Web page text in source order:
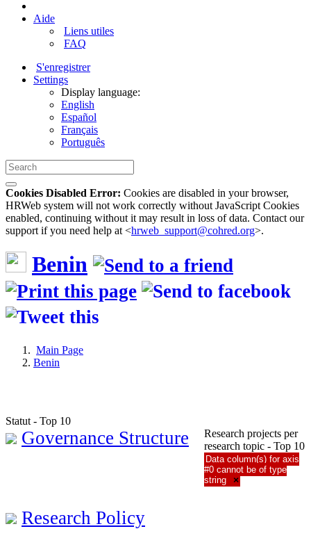
Aide
Liens utiles
FAQ
S'enregistrer
Settings
Display language:
English
Español
Français
Português
Cookies Disabled Error: Cookies are disabled in your browser,
HRWeb system will not work correctly without JavaScript Cookies
enabled, continuing without it may result in loss of data. Contact our
support if you need help at <hrweb_support@cohred.org>.
Benin
Main Page
Benin
Statut - Top 10
Governance Structure
Research Policy
Research projects per
research topic - Top 10
Data column(s) for axis
#0 cannot be of type
string
×